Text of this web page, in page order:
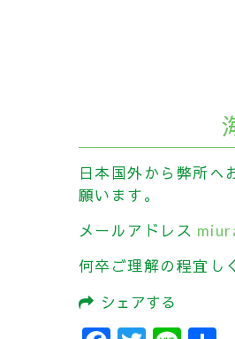
日本国外から弊所へ
願います。
メールアドレス
何卒ご理解の程宜し
シェアする